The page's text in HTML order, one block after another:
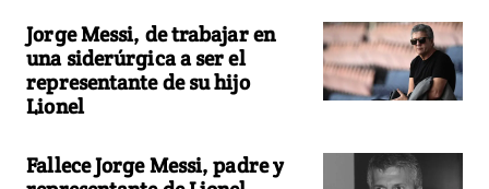
Jorge Messi, de trabajar en
una siderúrgica a ser el
representante de su hijo
Lionel
Fallece Jorge Messi, padre y